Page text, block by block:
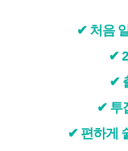
✔ 처음
✔
✔
✔ 투
✔ 편하게